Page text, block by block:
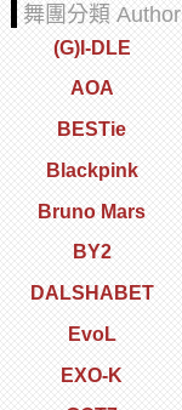
舞團分類 Author
(G)I-DLE
AOA
BESTie
Blackpink
Bruno Mars
BY2
DALSHABET
EvoL
EXO-K